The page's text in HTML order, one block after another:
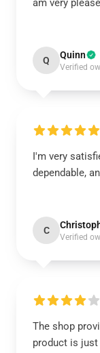
am very
Q Quinn
Verified
I'm very
dependable,
C
Verified
The shop
product is just